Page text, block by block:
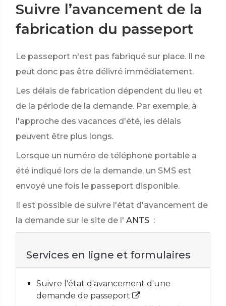
Suivre l’avancement de la
fabrication du passeport
Le passeport n'est pas fabriqué sur place. Il ne
peut donc pas être délivré immédiatement.
Les délais de fabrication dépendent du lieu et
de la période de la demande. Par exemple, à
l'approche des vacances d'été, les délais
peuvent être plus longs.
Lorsque un numéro de téléphone portable a
été indiqué lors de la demande, un SMS est
envoyé une fois le passeport disponible.
Il est possible de suivre l'état d'avancement de
la demande sur le site de l' ANTS :
Services en ligne et formulaires
Suivre l'état d'avancement d'une
demande de passeport